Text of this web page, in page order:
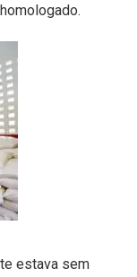
estava sem